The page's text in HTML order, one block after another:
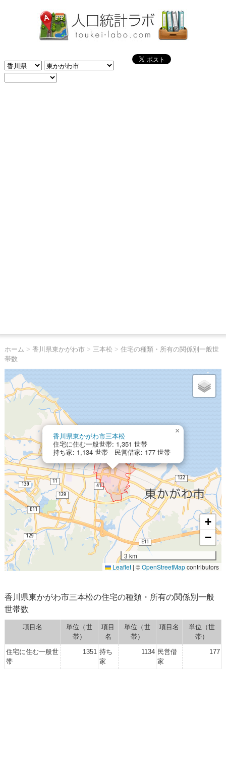
ホーム > 香川県東かがわ市> 三本松> 住宅の種類・所有の関係別一般世
帯数
香川県東かがわ市三本松
住宅に住む一般世帯: 1,351 世帯
持ち家: 1,134 世帯 民営借家: 177 世帯
×
+
−
3 km
Leaflet | ©OpenStreetMapcontributors
香川県東かがわ市三本松の住宅の種類・所有の関係別一般
世帯数
項目名
単位（世
帯）
項目
名
単位（世
帯）
項目名
単位（世
帯）
住宅に住む一般世
帯
1351 持ち
家
1134 民営借
家
177